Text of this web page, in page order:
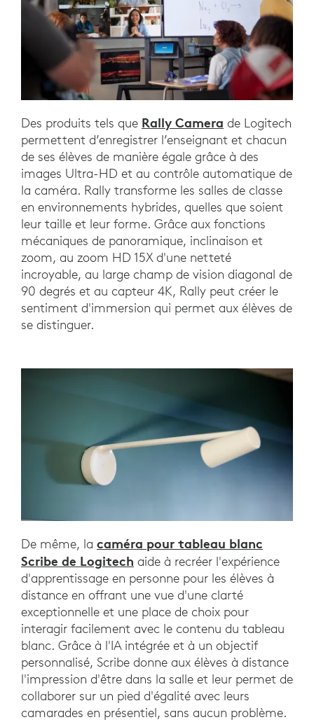
Des produits tels que Rally Camera de Logitech
permettent d’enregistrer l’enseignant et chacun
de ses élèves de manière égale grâce à des
images Ultra-HD et au contrôle automatique de
la caméra. Rally transforme les salles de classe
en environnements hybrides, quelles que soient
leur taille et leur forme. Grâce aux fonctions
mécaniques de panoramique, inclinaison et
zoom, au zoom HD 15X d'une netteté
incroyable, au large champ de vision diagonal de
90 degrés et au capteur 4K, Rally peut créer le
sentiment d'immersion qui permet aux élèves de
se distinguer.
De même, la caméra pour tableau blanc
Scribe de Logitech aide à recréer l'expérience
d'apprentissage en personne pour les élèves à
distance en offrant une vue d'une clarté
exceptionnelle et une place de choix pour
interagir facilement avec le contenu du tableau
blanc. Grâce à l'IA intégrée et à un objectif
personnalisé, Scribe donne aux élèves à distance
l'impression d'être dans la salle et leur permet de
collaborer sur un pied d'égalité avec leurs
camarades en présentiel, sans aucun problème.